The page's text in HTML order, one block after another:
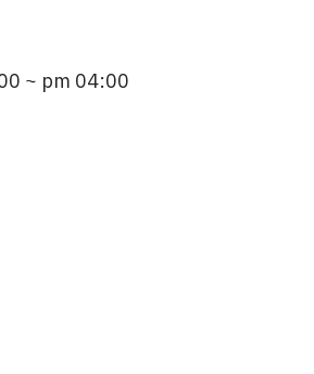
~ pm 04:00